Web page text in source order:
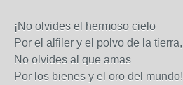
¡No olvides el hermoso cielo
Por el alfiler y el polvo de la tierra,
No olvides al que amas
Por los bienes y el oro del mundo!